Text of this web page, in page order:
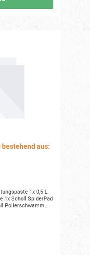
aus:
1x 0,5 L
1x Scholl SpiderPad
Polierschwamm